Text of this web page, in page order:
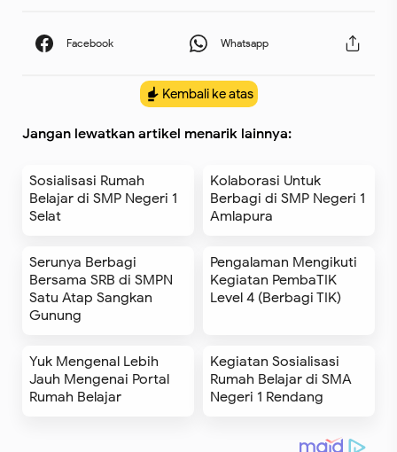
Kembali ke atas
Jangan lewatkan artikel menarik lainnya:
Sosialisasi Rumah
Belajar di SMP Negeri 1
Selat
Kolaborasi Untuk
Berbagi di SMP Negeri 1
Amlapura
Serunya Berbagi
Bersama SRB di SMPN
Satu Atap Sangkan
Gunung
Pengalaman Mengikuti
Kegiatan PembaTIK
Level 4 (Berbagi TIK)
Yuk Mengenal Lebih
Jauh Mengenai Portal
Rumah Belajar
Kegiatan Sosialisasi
Rumah Belajar di SMA
Negeri 1 Rendang